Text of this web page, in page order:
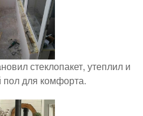
стеклопакет, утеплил и
пол для комфорта.